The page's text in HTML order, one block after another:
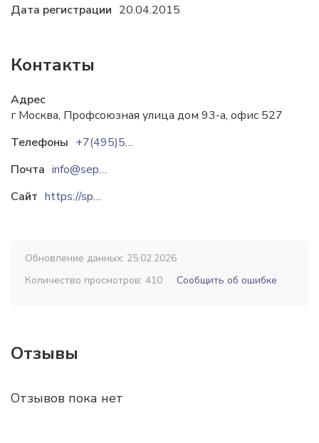
Дата регистрации 20.04.2015
Контакты
Адрес
г Москва, Профсоюзная улица дом 93-а, офис 527
Телефоны
+7(495)585-06-00
Почта
info@septiki-tver.ru
Сайт
https://spb.septiki-tver.ru
Обновление данных: 25.02.2026
Количество просмотров: 410
Сообщить об ошибке
Отзывы
Отзывов пока нет